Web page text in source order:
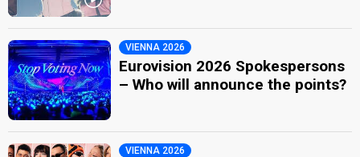
VIENNA 2026
Eurovision 2026 Spokespersons
– Who will announce the points?
VIENNA 2026